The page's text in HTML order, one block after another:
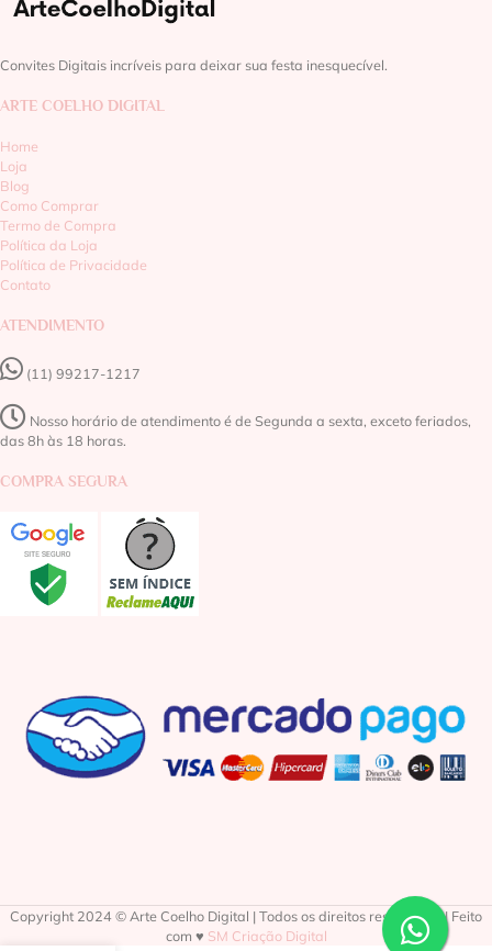
Convites Digitais incríveis para deixar sua festa inesquecível.
ARTE COELHO DIGITAL
Home
Loja
Blog
Como Comprar
Termo de Compra
Política da Loja
Política de Privacidade
Contato
ATENDIMENTO
(11) 99217-1217‬
Nosso horário de atendimento é de Segunda a sexta, exceto feriados,
das 8h às 18 horas.
COMPRA SEGURA
Copyright 2024 © Arte Coelho Digital | Todos os direitos reservados | Feito
com ♥ SM Criação Digital